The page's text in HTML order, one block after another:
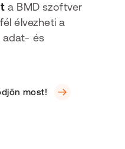
a BMD szoftver
élvezheti a
adat- és
most!